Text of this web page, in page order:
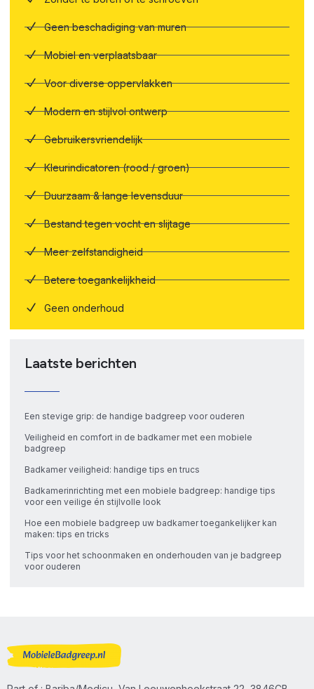
Geen beschadiging van muren
Mobiel en verplaatsbaar
Voor diverse oppervlakken
Modern en stijlvol ontwerp
Gebruikersvriendelijk
Kleurindicatoren (rood / groen)
Duurzaam & lange levensduur
Bestand tegen vocht en slijtage
Meer zelfstandigheid
Betere toegankelijkheid
Geen onderhoud
Laatste berichten
Een stevige grip: de handige badgreep voor ouderen
Veiligheid en comfort in de badkamer met een mobiele
badgreep
Badkamer veiligheid: handige tips en trucs
Badkamerinrichting met een mobiele badgreep: handige tips
voor een veilige én stijlvolle look
Hoe een mobiele badgreep uw badkamer toegankelijker kan
maken: tips en tricks
Tips voor het schoonmaken en onderhouden van je badgreep
voor ouderen